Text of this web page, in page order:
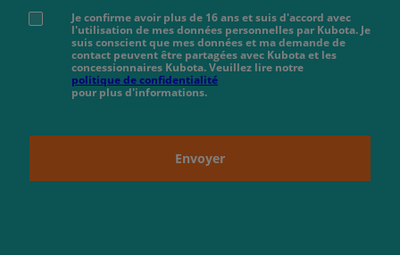
Je confirme avoir plus de 16 ans et suis d'accord avec
l'utilisation de mes données personnelles par Kubota. Je
suis conscient que mes données et ma demande de
contact peuvent être partagées avec Kubota et les
concessionnaires Kubota. Veuillez lire notre
politique de confidentialité
pour plus d'informations.
Envoyer